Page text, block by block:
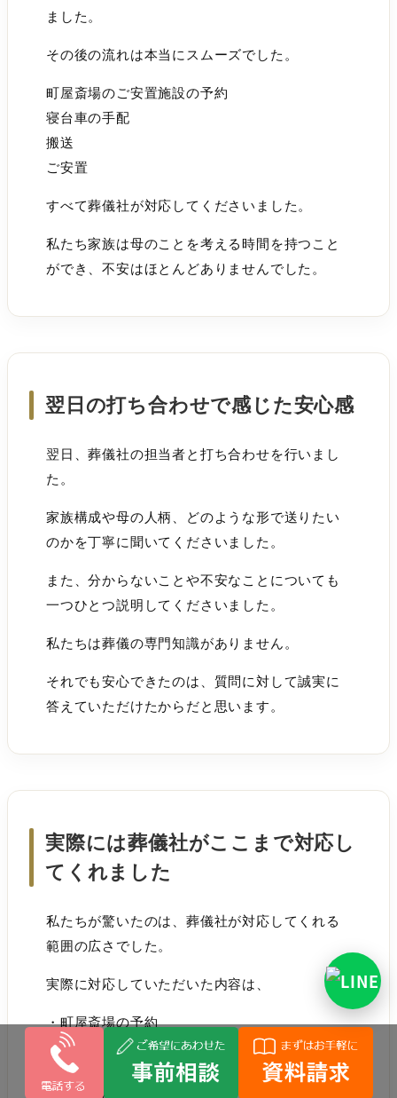
ました。
その後の流れは本当にスムーズでした。
町屋斎場のご安置施設の予約
寝台車の手配
搬送
ご安置
すべて葬儀社が対応してくださいました。
私たち家族は母のことを考える時間を持つこと
ができ、不安はほとんどありませんでした。
翌日の打ち合わせで感じた安心感
翌日、葬儀社の担当者と打ち合わせを行いまし
た。
家族構成や母の人柄、どのような形で送りたい
のかを丁寧に聞いてくださいました。
また、分からないことや不安なことについても
一つひとつ説明してくださいました。
私たちは葬儀の専門知識がありません。
それでも安心できたのは、質問に対して誠実に
答えていただけたからだと思います。
実際には葬儀社がここまで対応し
てくれました
私たちが驚いたのは、葬儀社が対応してくれる
範囲の広さでした。
実際に対応していただいた内容は、
・町屋斎場の予約
・ご安置施設の予約
・寝台車の手配